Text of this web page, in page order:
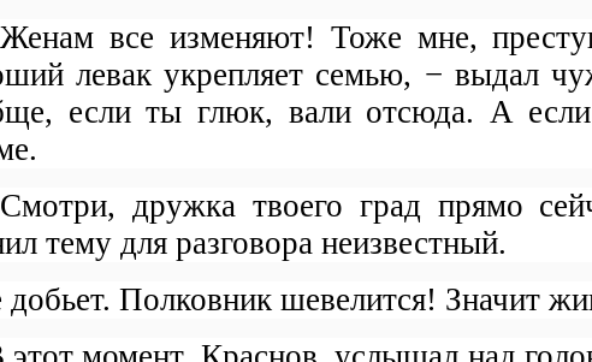
все изменяют! Тоже мне,
левак укрепляет семью, − выдал
если ты глюк, вали отсюда. А если
дружка твоего град прямо
тему для разговора неизвестный.
Полковник шевелится! Значит